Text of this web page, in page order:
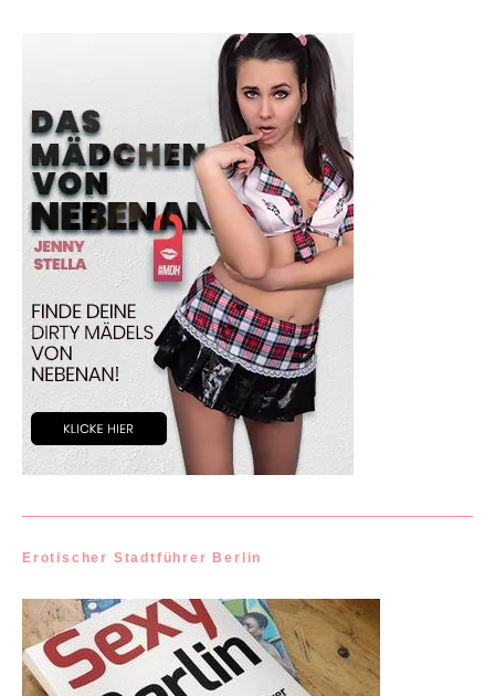
Erotischer Stadtführer Berlin